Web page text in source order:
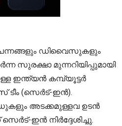
ഡിവൈസുകളും
സുരക്ഷാ മുന്നറിയിപ്പുമായി
ഇന്ത്യന്‍ കമ്പ്യൂട്ടര്‍
(സെര്‍ട്-ഇന്‍).
അടക്കമുള്ളവ ഉടന്‍
ഇന്‍ നിര്‍ദ്ദേശിച്ചു.